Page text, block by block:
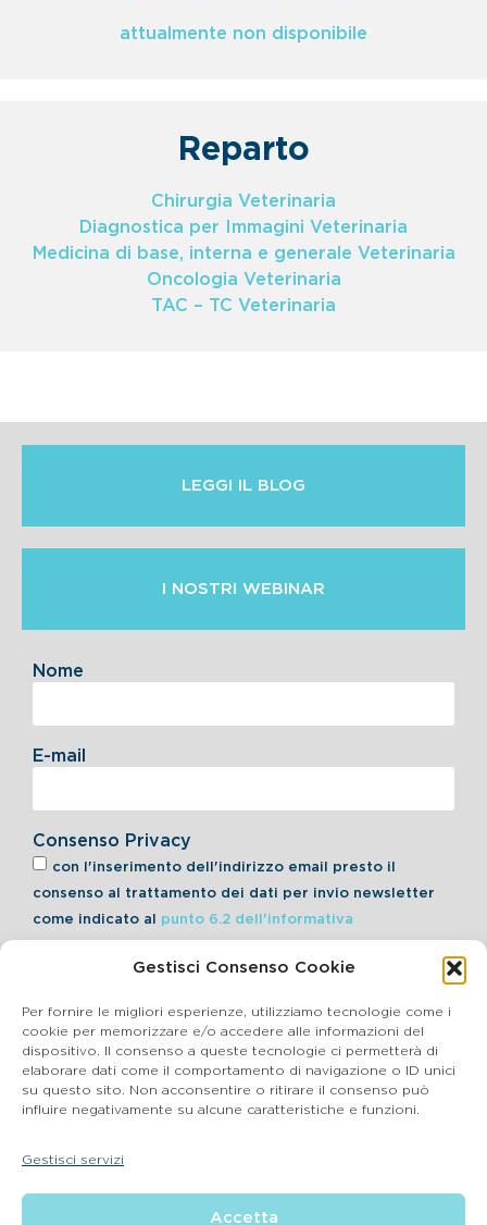
Gestisci Consenso Cookie
Per fornire le migliori esperienze, utilizziamo tecnologie come i
cookie per memorizzare e/o accedere alle informazioni del
dispositivo. Il consenso a queste tecnologie ci permetterà di
elaborare dati come il comportamento di navigazione o ID unici
su questo sito. Non acconsentire o ritirare il consenso può
influire negativamente su alcune caratteristiche e funzioni.
Gestisci servizi
Accetta
attualmente non disponibile
Reparto
Chirurgia Veterinaria
Diagnostica per Immagini Veterinaria
Medicina di base, interna e generale Veterinaria
Oncologia Veterinaria
TAC – TC Veterinaria
LEGGI IL BLOG
I NOSTRI WEBINAR
Consenso Privacy
con l'inserimento dell'indirizzo email presto il
consenso al trattamento dei dati per invio newsletter
come indicato al punto 6.2 dell'informativa
Nome
E-mail
Iscriviti alla Newsletter
Cookie Policy
P.IVA 03864990134 SDI:SUBM70N REA: BS – 602533 – Capitale